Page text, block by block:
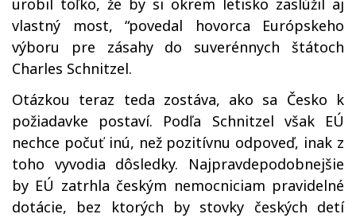
urobil toľko, že by si okrem letisko zaslúžil aj
vlastný most, “povedal hovorca Európskeho
výboru pre zásahy do suverénnych štátoch
Charles Schnitzel.
Otázkou teraz teda zostáva, ako sa Česko k
požiadavke postaví. Podľa Schnitzel však EÚ
nechce počuť inú, než pozitívnu odpoveď, inak z
toho vyvodia dôsledky. Najpravdepodobnejšie
by EÚ zatrhla českým nemocniciam pravidelné
dotácie, bez ktorých by stovky českých detí